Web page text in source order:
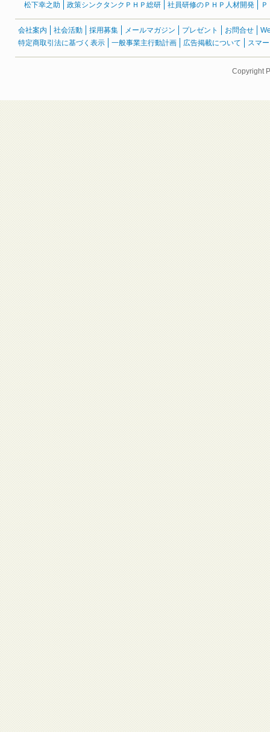
松下幸之助
政策シンクタンクＰＨＰ総研 社員研修のＰＨＰ人材開発
会社案内 社会活動 採用募集 メールマガジン プレゼント お問合せ
特定商取引法に基づく表示
一般事業主行動計画 広告掲載について スマ
Copyright